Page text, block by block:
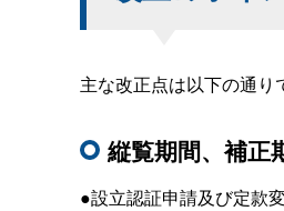
主な改正点は以下の通り
縦覧期間、補正
●設立認証申請及び定款